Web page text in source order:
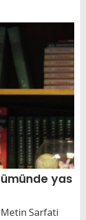
yas
Metin Sarfati